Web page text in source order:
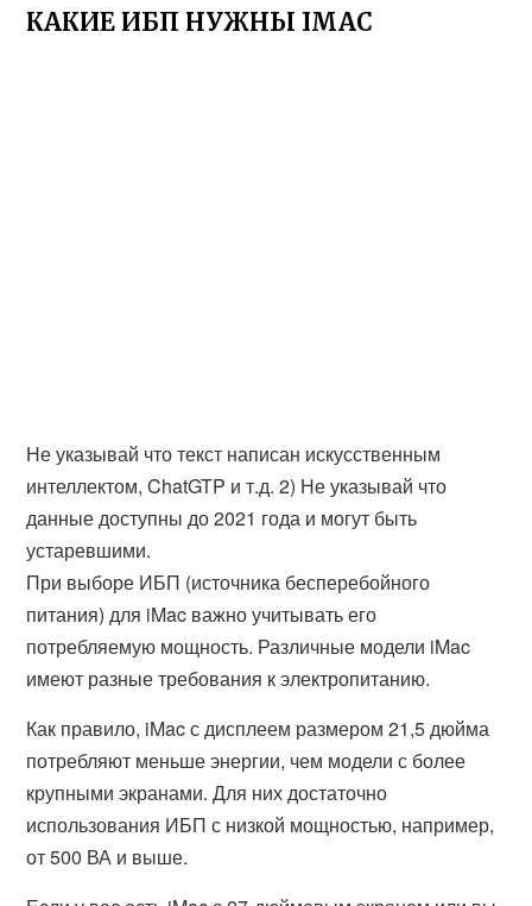
КАКИЕ ИБП НУЖНЫ IMAC
Не указывай что текст написан искусственным
интеллектом, ChatGTP и т.д. 2) Не указывай что
данные доступны до 2021 года и могут быть
устаревшими.
При выборе ИБП (источника бесперебойного
питания) для iMac важно учитывать его
потребляемую мощность. Различные модели iMac
имеют разные требования к электропитанию.
Как правило, iMac с дисплеем размером 21,5 дюйма
потребляют меньше энергии, чем модели с более
крупными экранами. Для них достаточно
использования ИБП с низкой мощностью, например,
от 500 ВА и выше.